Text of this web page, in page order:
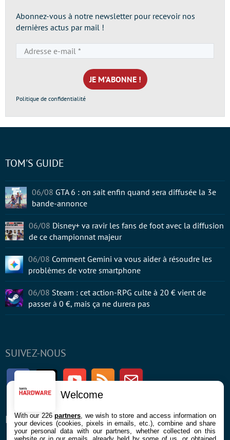
Abonnez-vous à notre newsletter pour recevoir nos
dernières actus par mail !
e-
mail
*
Politique de confidentialité
SUIVEZ-NOUS
FacebookTwitter Youtube RSS Newsletter
ENTREPRISE À PROPOS
TOM'S GUIDE
06/08 GTA 6 : on sait enfin quand sera diffusée la 3e
bande-annonce
06/08 Disney+ va ravir les fans de foot avec la diffusion
de ce championnat majeur
06/08 Comment Gemini va vous aider à résoudre les
problèmes de votre smartphone
06/08 Steam : cet action-RPG culte à 20 € vient de
passer à 0 €, mais ça ne durera pas
Welcome
With our 226partners , we wish to store and access information on
your devices (cookies, pixels in emails, etc.), combine and share
your personal data with our partners, whether collected on this
website or in our emails, already held by some of us, or obtained